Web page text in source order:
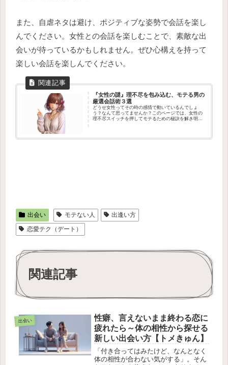
また、自虐ネタは避け、ポジティブな姿勢で会話を楽し
んでください。女性との会話を楽しむことで、素敵な出
会いが待っているかもしれません。ぜひ心構えを持って
楽しい会話を楽しんでください。
『女性の謎』理不尽を包み込む、モテる男の
厳選会話術３選
どうせ女性ってその時の感情で動いているんでしょ
う？なんて思ってませんか？このページでは、女性の
理不尽スイッチを押してモテるための秘訣を解き明か
出会い モテない人
出逢い方
恋愛テク（デート）
関連記事
出会い
性癖、言えないまま終わる恋に
疲れたら～体の相性から探せる
新しい出会い方【トメきゅん】
「付き合ってはみたけど、なんとなく
体の相性が合わない気がする」。そん